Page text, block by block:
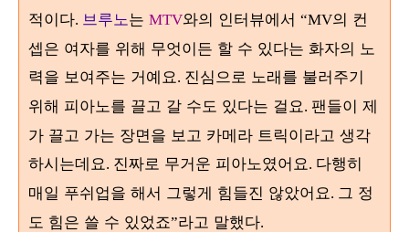
적이다. 브루노는 MTV와의 인터뷰에서 “MV의 컨
셉은 여자를 위해 무엇이든 할 수 있다는 화자의 노
력을 보여주는 거예요. 진심으로 노래를 불러주기
위해 피아노를 끌고 갈 수도 있다는 걸요. 팬들이 제
가 끌고 가는 장면을 보고 카메라 트릭이라고 생각
하시는데요. 진짜로 무거운 피아노였어요. 다행히
매일 푸쉬업을 해서 그렇게 힘들진 않았어요. 그 정
도 힘은 쓸 수 있었죠”라고 말했다.